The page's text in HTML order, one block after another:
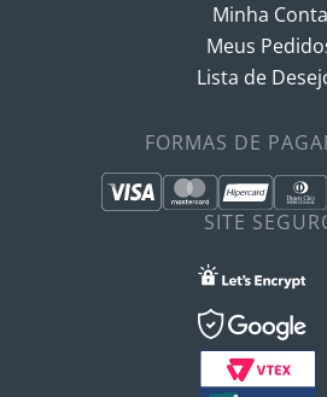
Minha Conta
Meus
Lista de
FORMAS DE
SITE